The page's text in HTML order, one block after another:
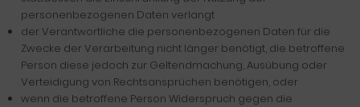
personenbezogenen Daten verlangt
der Verantwortliche die personenbezogenen Daten für die
Zwecke der Verarbeitung nicht länger benötigt, die betroffene
Person diese jedoch zur Geltendmachung, Ausübung oder
Verteidigung von Rechtsansprüchen benötigen, oder
wenn die betroffene Person Widerspruch gegen die